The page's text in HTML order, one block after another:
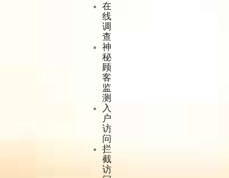
在
线
调
查
神
秘
顾
客
监
测
入
户
访
问
拦
截
访